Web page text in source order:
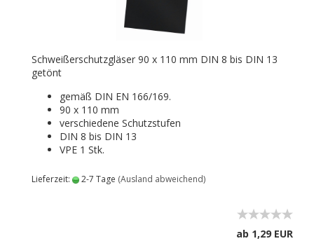
Schweißerschutzgläser 90 x 110 mm DIN 8 bis DIN 13
getönt
gemäß DIN EN 166/169.
90 x 110 mm
verschiedene Schutzstufen
DIN 8 bis DIN 13
VPE 1 Stk.
Lieferzeit: 2-7 Tage (Ausland abweichend)
ab 1,29 EUR